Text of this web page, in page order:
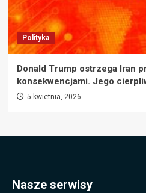
Polityka
Donald Trump ostrzega Iran
konsekwencjami. Jego
5 kwietnia, 2026
Nasze serwisy